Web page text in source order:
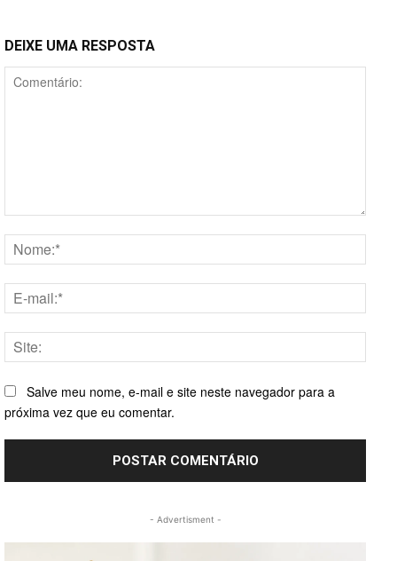
DEIXE UMA RESPOSTA
mail:*
Salve meu nome, e-mail e site neste navegador para a
próxima vez que eu comentar.
- Advertisment -